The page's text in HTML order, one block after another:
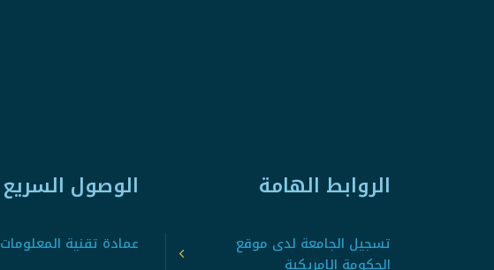
الروابط الهامة
تسجيل الجامعة لدى موقع
الحكومة الامريكية
الوصول السريع
عمادة تقنية المعلومات